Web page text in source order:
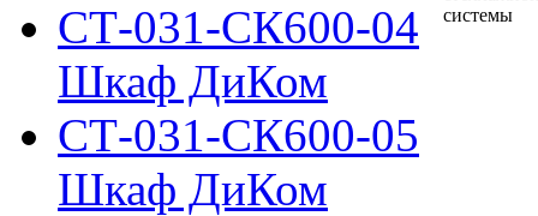
СТ-031-СК600-04
Шкаф ДиКом
СТ-031-СК600-05
Шкаф ДиКом